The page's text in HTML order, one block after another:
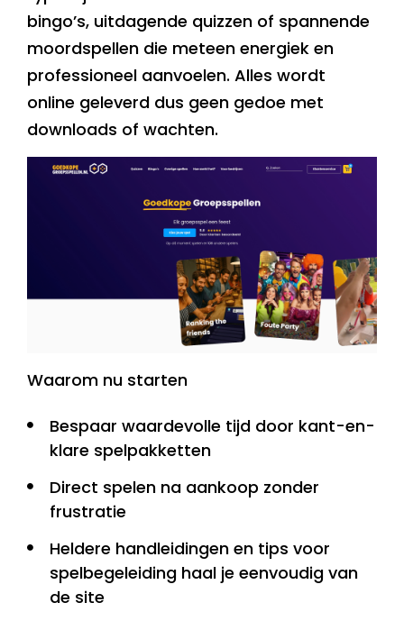
bingo’s, uitdagende quizzen of spannende
moordspellen die meteen energiek en
professioneel aanvoelen. Alles wordt
online geleverd dus geen gedoe met
downloads of wachten.
Waarom nu starten
Bespaar waardevolle tijd door kant-en-
klare spelpakketten
Direct spelen na aankoop zonder
frustratie
Heldere handleidingen en tips voor
spelbegeleiding haal je eenvoudig van
de site